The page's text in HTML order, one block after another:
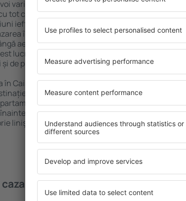
variate. Puteți beneficia de proprietăți
tot confortul, cu numeroase facilități,
ieftine pentru a sta câteva zile în timpul
în Caissargues este disponibilă în
aeroport și în cartiere sau regiuni mai
lucru vă va ajuta să găsiţi unităţi de cazare
de planurile ulterioare.
în Caissargues mai devreme, aveți garanţia că
vă puteţi relaxa, fără a fi nevoie să
sau altă unitate de cazare.
de călătoria spre Caissargues și vă veţi
liniştită.
în Caissargues?